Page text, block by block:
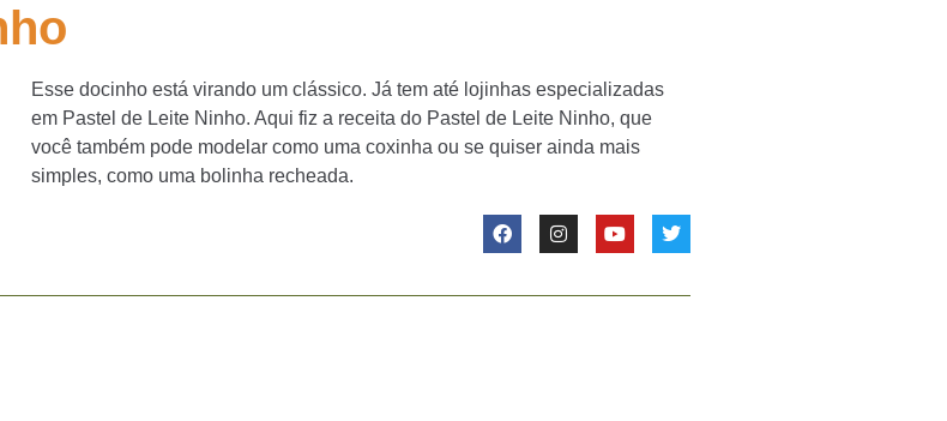
Esse docinho está virando um clássico. Já tem até lojinhas especializadas
em Pastel de Leite Ninho. Aqui fiz a receita do Pastel de Leite Ninho, que
você também pode modelar como uma coxinha ou se quiser ainda mais
simples, como uma bolinha recheada.